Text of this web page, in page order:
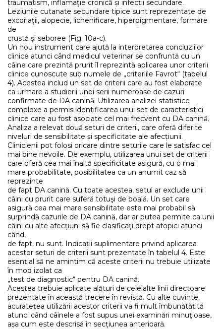
traumatism, inflamație cronică și infecții secundare.
Leziunile cutanate secundare tipice sunt reprezentate de
excoriații, alopecie, lichenificare, hiperpigmentare, formare
de
crustă și seboree (Fig. 10a-c).
Un nou instrument care ajută la interpretarea concluziilor
clinice atunci când medicul veterinar se confruntă cu un
câine care prezintă prurit îl reprezintă aplicarea unor criterii
clinice cunoscute sub numele de „criteriile Favrot“ (tabelul
4). Acestea includ un set de criterii care au fost elaborate
ca urmare a studierii unei serii numeroase de cazuri
confirmate de DA canină. Utilizarea analizei statistice
complexe a permis identificarea unui set de caracteristici
clinice care au fost asociate cel mai frecvent cu DA canină.
Analiza a relevat două seturi de criterii, care oferă diferite
niveluri de sensibilitate și specificitate ale afecțiunii.
Clinicienii pot folosi oricare dintre seturile care le satisfac cel
mai bine nevoile. De exemplu, utilizarea unui set de criterii
care oferă cea mai înaltă specificitate asigură, cu o mai
mare probabilitate, posibilitatea ca un anumit caz să
reprezinte
de fapt DA canină. Cu toate acestea, setul ar exclude unii
câini cu prurit care suferă totuşi de boală. Un set care
asigură cea mai mare sensibilitate este mai probabil să
surprindă cazurile de DA canină, dar ar putea permite ca unii
câini cu alte afecțiuni să fie clasificaţi drept atopici atunci
când,
de fapt, nu sunt. Indicații suplimentare privind aplicarea
acestor seturi de criterii sunt prezentate în tabelul 4. Este
esențial să ne amintim că aceste criterii nu trebuie utilizate
în mod izolat ca
„test de diagnostic“ pentru DA canină.
Acestea trebuie aplicate alături de celelalte linii directoare
prezentate în această trecere în revistă. Cu alte cuvinte,
acuratețea utilizării acestor criterii va fi mult îmbunătățită
atunci când câinele a fost supus unei examinări minuţioase,
așa cum este descrisă în secțiunea anterioară.